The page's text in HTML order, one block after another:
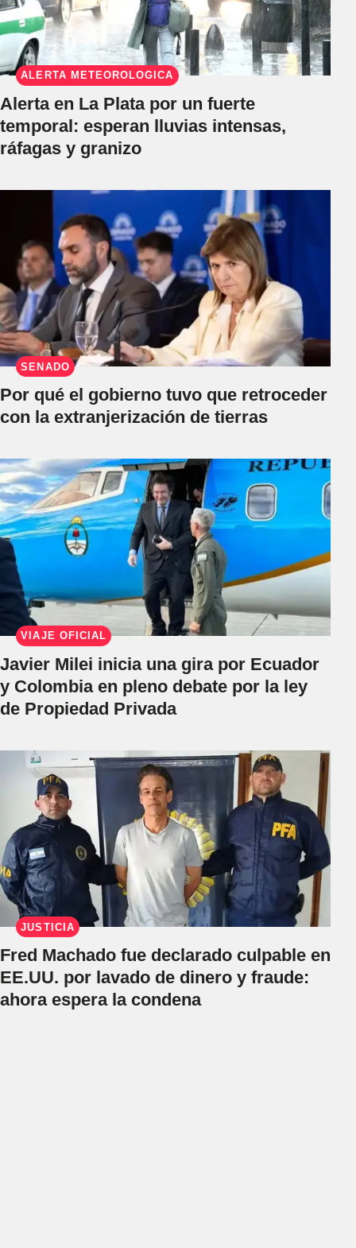
ALERTA METEOROLÓGICA
Alerta en La Plata por un fuerte
temporal: esperan lluvias intensas,
ráfagas y granizo
SENADO
Por qué el gobierno tuvo que retroceder
con la extranjerización de tierras
VIAJE OFICIAL
Javier Milei inicia una gira por Ecuador
y Colombia en pleno debate por la ley
de Propiedad Privada
JUSTICIA
Fred Machado fue declarado culpable en
EE.UU. por lavado de dinero y fraude:
ahora espera la condena